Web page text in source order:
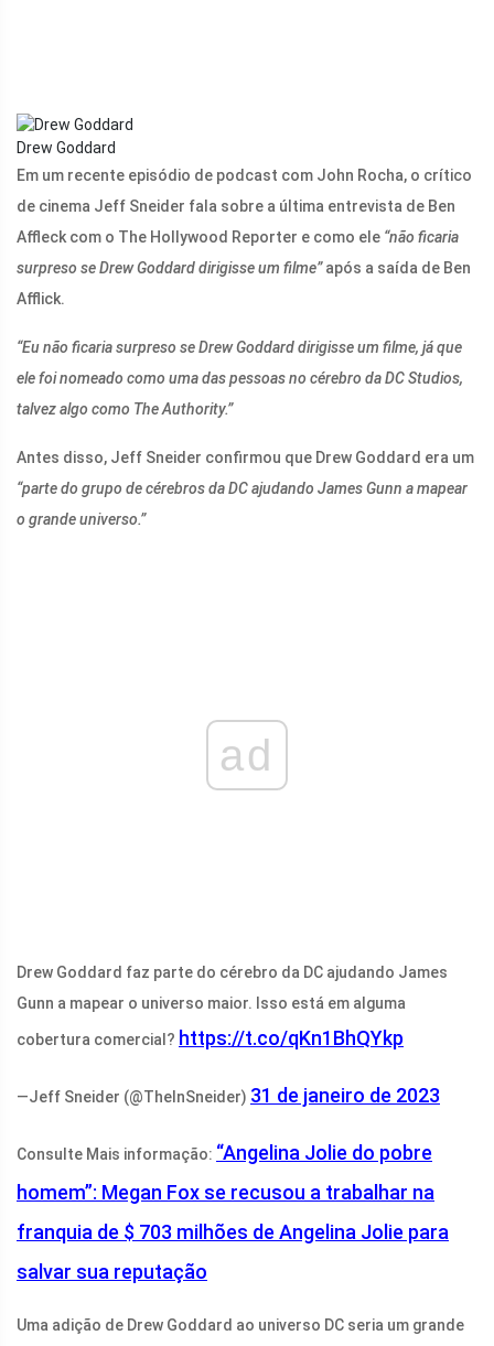
Drew Goddard
Em um recente episódio de podcast com John Rocha, o crítico
de cinema Jeff Sneider fala sobre a última entrevista de Ben
Affleck com o The Hollywood Reporter e como ele “não ficaria
surpreso se Drew Goddard dirigisse um filme”após a saída de Ben
Afflick.
“Eu não ficaria surpreso se Drew Goddard dirigisse um filme, já que
ele foi nomeado como uma das pessoas no cérebro da DC Studios,
talvez algo como The Authority.”
Antes disso, Jeff Sneider confirmou que Drew Goddard era um
“parte do grupo de cérebros da DC ajudando James Gunn a mapear
o grande universo.”
ad
Drew Goddard faz parte do cérebro da DC ajudando James
Gunn a mapear o universo maior. Isso está em alguma
cobertura comercial? https://t.co/qKn1BhQYkp
—Jeff Sneider (@TheInSneider) 31 de janeiro de 2023
Consulte Mais informação: “Angelina Jolie do pobre
homem”: Megan Fox se recusou a trabalhar na
franquia de $ 703 milhões de Angelina Jolie para
salvar sua reputação
Uma adição de Drew Goddard ao universo DC seria um grande